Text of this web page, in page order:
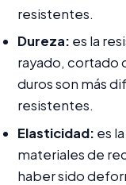
resistentes.
Dureza: es la
rayado, cortado
duros son más
resistentes.
Elasticidad: es
materiales de
haber sido